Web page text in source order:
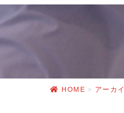
HOME アーカ